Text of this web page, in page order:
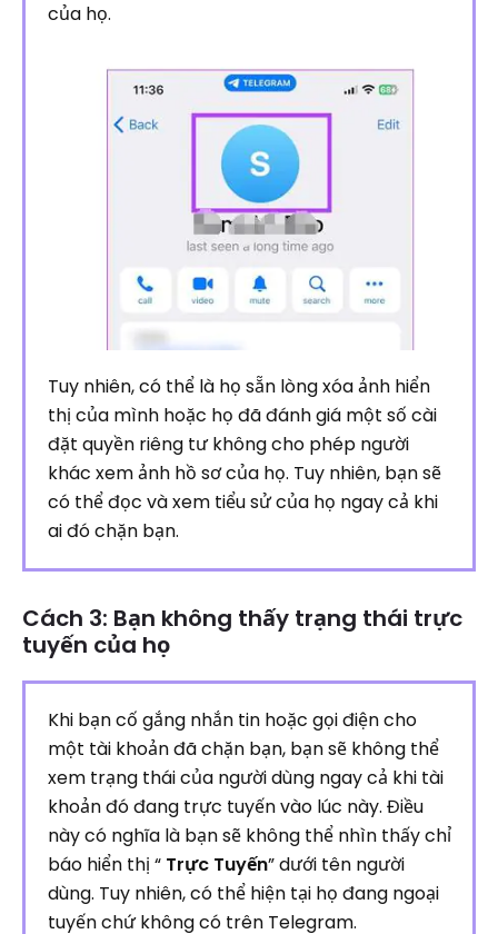
của họ.
Tuy nhiên, có thể là họ sẵn lòng xóa ảnh hiển
thị của mình hoặc họ đã đánh giá một số cài
đặt quyền riêng tư không cho phép người
khác xem ảnh hồ sơ của họ. Tuy nhiên, bạn sẽ
có thể đọc và xem tiểu sử của họ ngay cả khi
ai đó chặn bạn.
Cách 3: Bạn không thấy trạng thái trực
tuyến của họ
Khi bạn cố gắng nhắn tin hoặc gọi điện cho
một tài khoản đã chặn bạn, bạn sẽ không thể
xem trạng thái của người dùng ngay cả khi tài
khoản đó đang trực tuyến vào lúc này. Điều
này có nghĩa là bạn sẽ không thể nhìn thấy chỉ
báo hiển thị “ Trực Tuyến” dưới tên người
dùng. Tuy nhiên, có thể hiện tại họ đang ngoại
tuyến chứ không có trên Telegram.